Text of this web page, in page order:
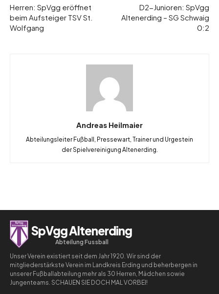
Herren: SpVgg eröffnet
beim Aufsteiger TSV St.
Wolfgang
D2-Junioren: SpVgg
Altenerding – SG Schwaig
0:2
Andreas Heilmaier
Abteilungsleiter Fußball, Pressewart, Trainer und Urgestein
der Spielvereinigung Altenerding.
SpVgg Altenerding
Abteilung Fussball
Unser Verein existiert seit dem Jahr 1920. Wir sind der
mitgliederstärkste Verein im Landkreis Erding und beherbergen in
unserer Fußballabteilung mehr als 30 Herren, Mädchen sowie
Jungenteams. SCHAUEN SIE DOCH MAL VORBEI!